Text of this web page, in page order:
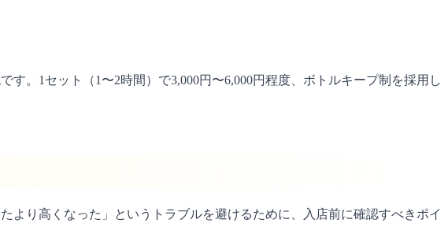
。1セット（1〜2時間）で3,000円〜6,000円程度、ボトルキープ制を採用し
り高くなった」というトラブルを避けるために、入店前に確認すべきポイ